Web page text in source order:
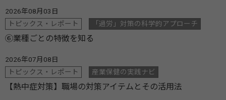
2026年08月03日
トピックス・レポート
「過労」対策の科学的アプローチ
⑥業種ごとの特徴を知る
2026年07月08日
トピックス・レポート
産業保健の実践ナビ
【熱中症対策】職場の対策アイテムとその活用法